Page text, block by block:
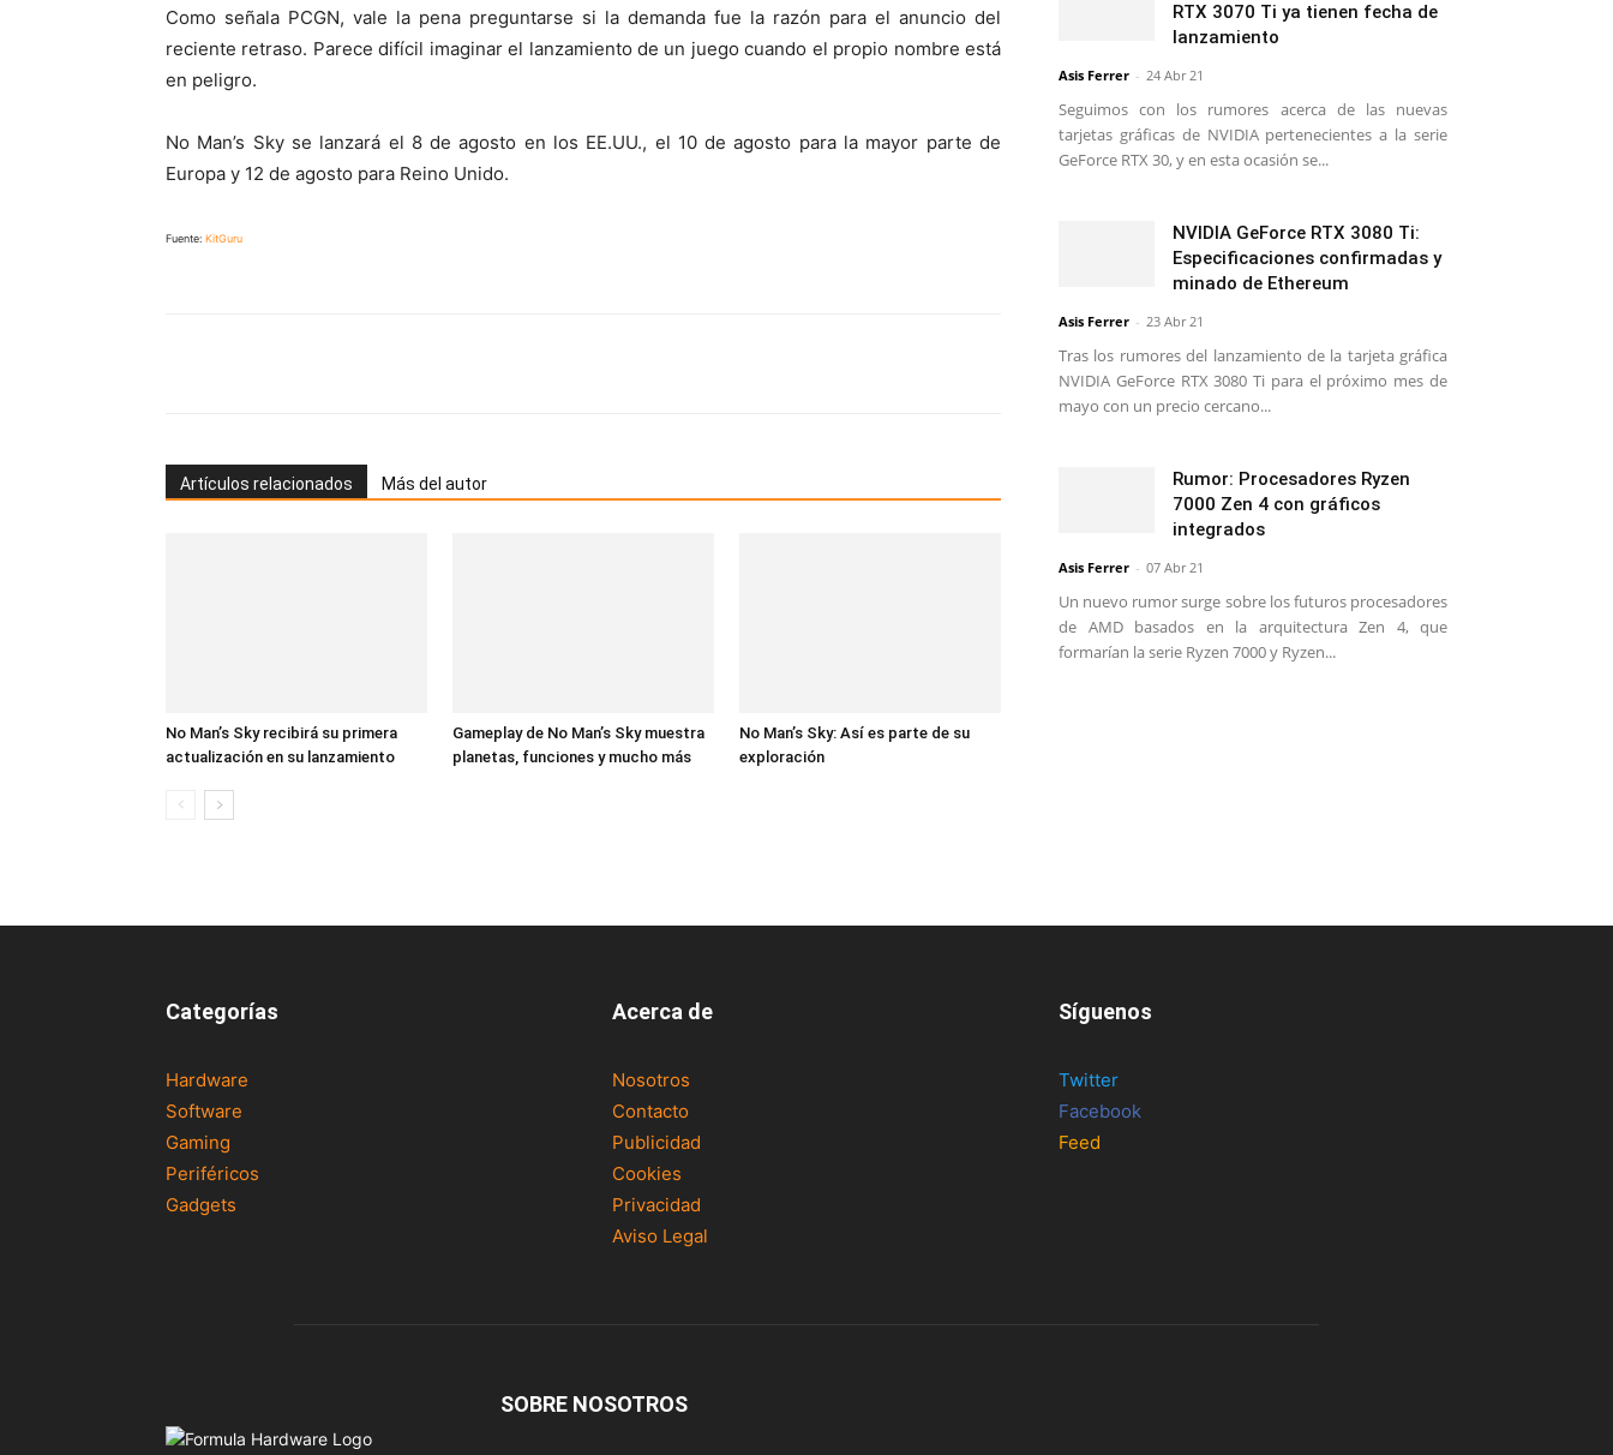
Como señala PCGN, vale la pena preguntarse si la demanda fue la razón para el anuncio del
reciente retraso. Parece difícil imaginar el lanzamiento de un juego cuando el propio nombre está
en peligro.
No Man’s Sky se lanzará el 8 de agosto en los EE.UU., el 10 de agosto para la mayor parte de
Europa y 12 de agosto para Reino Unido.
Fuente: KitGuru
Artículos relacionados Más del autor
No Man’s Sky recibirá su primera
actualización en su lanzamiento
Gameplay de No Man’s Sky muestra
planetas, funciones y mucho más
No Man’s Sky: Así es parte de su
exploración
RTX 3070 Ti ya tienen fecha de
lanzamiento
Asis Ferrer - 24 Abr 21
Seguimos con los rumores acerca de las nuevas
tarjetas gráficas de NVIDIA pertenecientes a la serie
GeForce RTX 30, y en esta ocasión se...
NVIDIA GeForce RTX 3080 Ti:
Especificaciones confirmadas y
minado de Ethereum
Asis Ferrer - 23 Abr 21
Tras los rumores del lanzamiento de la tarjeta gráfica
NVIDIA GeForce RTX 3080 Ti para el próximo mes de
mayo con un precio cercano...
Rumor: Procesadores Ryzen
7000 Zen 4 con gráficos
integrados
Asis Ferrer - 07 Abr 21
Un nuevo rumor surge sobre los futuros procesadores
de AMD basados en la arquitectura Zen 4, que
formarían la serie Ryzen 7000 y Ryzen...
Categorías
Hardware
Software
Gaming
Periféricos
Gadgets
Acerca de
Nosotros
Contacto
Publicidad
Cookies
Privacidad
Aviso Legal
Síguenos
Twitter
Facebook
Feed
SOBRE NOSOTROS